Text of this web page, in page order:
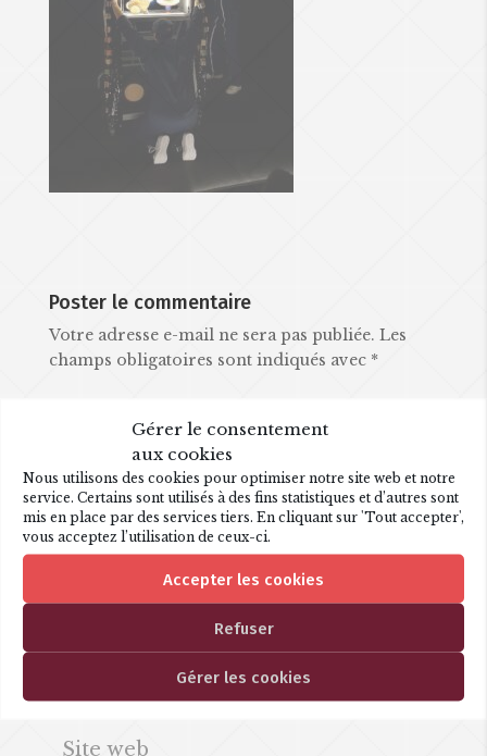
Gérer le consentement
aux cookies
Nous utilisons des cookies pour optimiser notre site web et notre
service. Certains sont utilisés à des fins statistiques et d’autres sont
mis en place par des services tiers. En cliquant sur 'Tout accepter',
vous acceptez l’utilisation de ceux-ci.
Accepter les cookies
Refuser
Gérer les cookies
Poster le commentaire
Votre adresse e-mail ne sera pas publiée. Les
champs obligatoires sont indiqués avec *